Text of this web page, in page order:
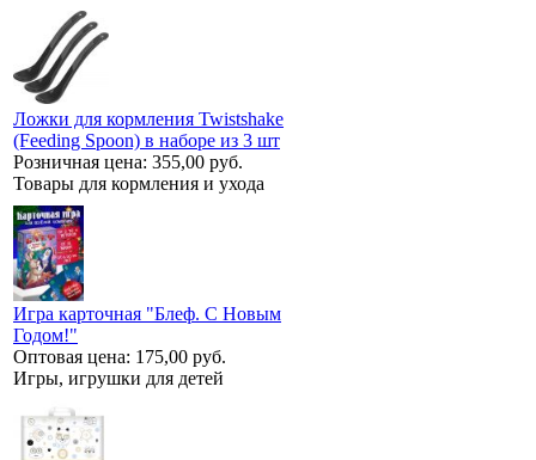
Ложки для кормления Twistshake
(Feeding Spoon) в наборе из 3 шт
Розничная цена: 355,00 руб.
Товары для кормления и ухода
Игра карточная "Блеф. С Новым
Годом!"
Оптовая цена: 175,00 руб.
Игры, игрушки для детей